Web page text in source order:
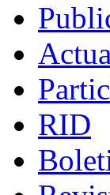
RID